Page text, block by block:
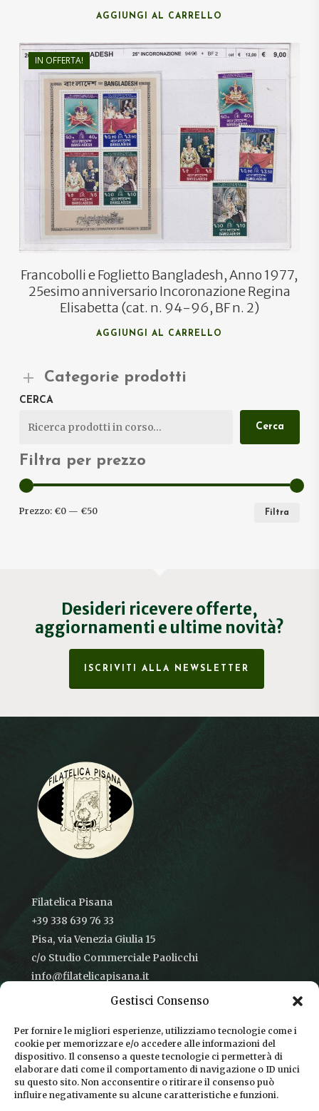
Gestisci Consenso
Per fornire le migliori esperienze, utilizziamo tecnologie come i
cookie per memorizzare e/o accedere alle informazioni del
dispositivo. Il consenso a queste tecnologie ci permetterà di
elaborare dati come il comportamento di navigazione o ID unici
su questo sito. Non acconsentire o ritirare il consenso può
influire negativamente su alcune caratteristiche e funzioni.
AGGIUNGI AL CARRELLO
IN OFFERTA!
€ 12,00
€6,00
Francobolli e Foglietto Bangladesh, Anno 1977,
25esimo anniversario Incoronazione Regina
Elisabetta (cat. n. 94-96, BF n. 2)
AGGIUNGI AL CARRELLO
Categorie prodotti
CERCA
Cerca
Filtra per prezzo
Filtra
Prezzo: €0— €50
Desideri ricevere offerte,
aggiornamenti e ultime novità?
ISCRIVITI ALLA NEWSLETTER
Filatelica Pisana
+39 338 639 76 33
Pisa, via Venezia Giulia 15
c/o Studio Commerciale Paolicchi
info@filatelicapisana.it
CONDIZIONI DI VENDITA
INFORMATIVA SULLA PRIVACY
COOKIE POLICY